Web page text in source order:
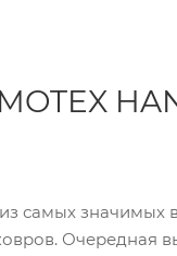
самых значимых
Очередная